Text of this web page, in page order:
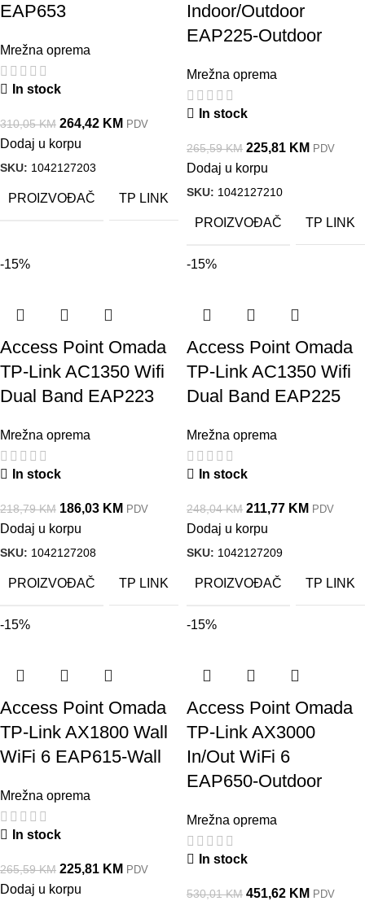
EAP653
Mrežna oprema
In stock
310,05KM 264,42 KM PDV
Dodaj u korpu
SKU: 1042127203
PROIZVOĐAČ TP LINK
Indoor/Outdoor
EAP225-Outdoor
Mrežna oprema
In stock
265,59KM 225,81 KM PDV
Dodaj u korpu
SKU: 1042127210
PROIZVOĐAČ TP LINK
-15%
Access Point Omada
TP-Link AC1350 Wifi
Dual Band EAP223
Mrežna oprema
In stock
218,79KM 186,03 KM PDV
Dodaj u korpu
SKU: 1042127208
PROIZVOĐAČ TP LINK
-15%
Access Point Omada
TP-Link AC1350 Wifi
Dual Band EAP225
Mrežna oprema
In stock
248,04KM 211,77 KM PDV
Dodaj u korpu
SKU: 1042127209
PROIZVOĐAČ TP LINK
-15%
Access Point Omada
TP-Link AX1800 Wall
WiFi 6 EAP615-Wall
Mrežna oprema
In stock
265,59KM 225,81 KM PDV
Dodaj u korpu
-15%
Access Point Omada
TP-Link AX3000
In/Out WiFi 6
EAP650-Outdoor
Mrežna oprema
In stock
530,01KM 451,62 KM PDV